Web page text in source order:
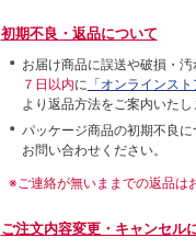
初期不良・返品について
お届け商品に誤送や破損・
７日以内に 「オンラインス
より返品方法をご案内いたし
パッケージ商品の初期不良
お問い合わせください。
※ご連絡が無いままでの返品は
ご注文内容変更・キャンセル